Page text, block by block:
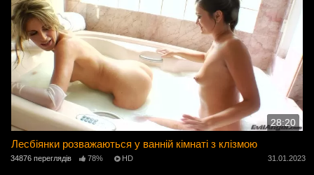
28:20
Лесбіянки розважаються у ванній кімнаті з клізмою
34876 переглядів 78% HD 31.01.2023